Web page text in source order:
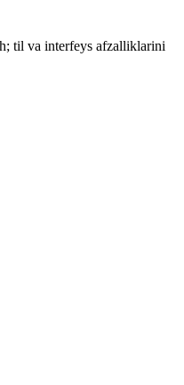
til va interfeys afzalliklarini